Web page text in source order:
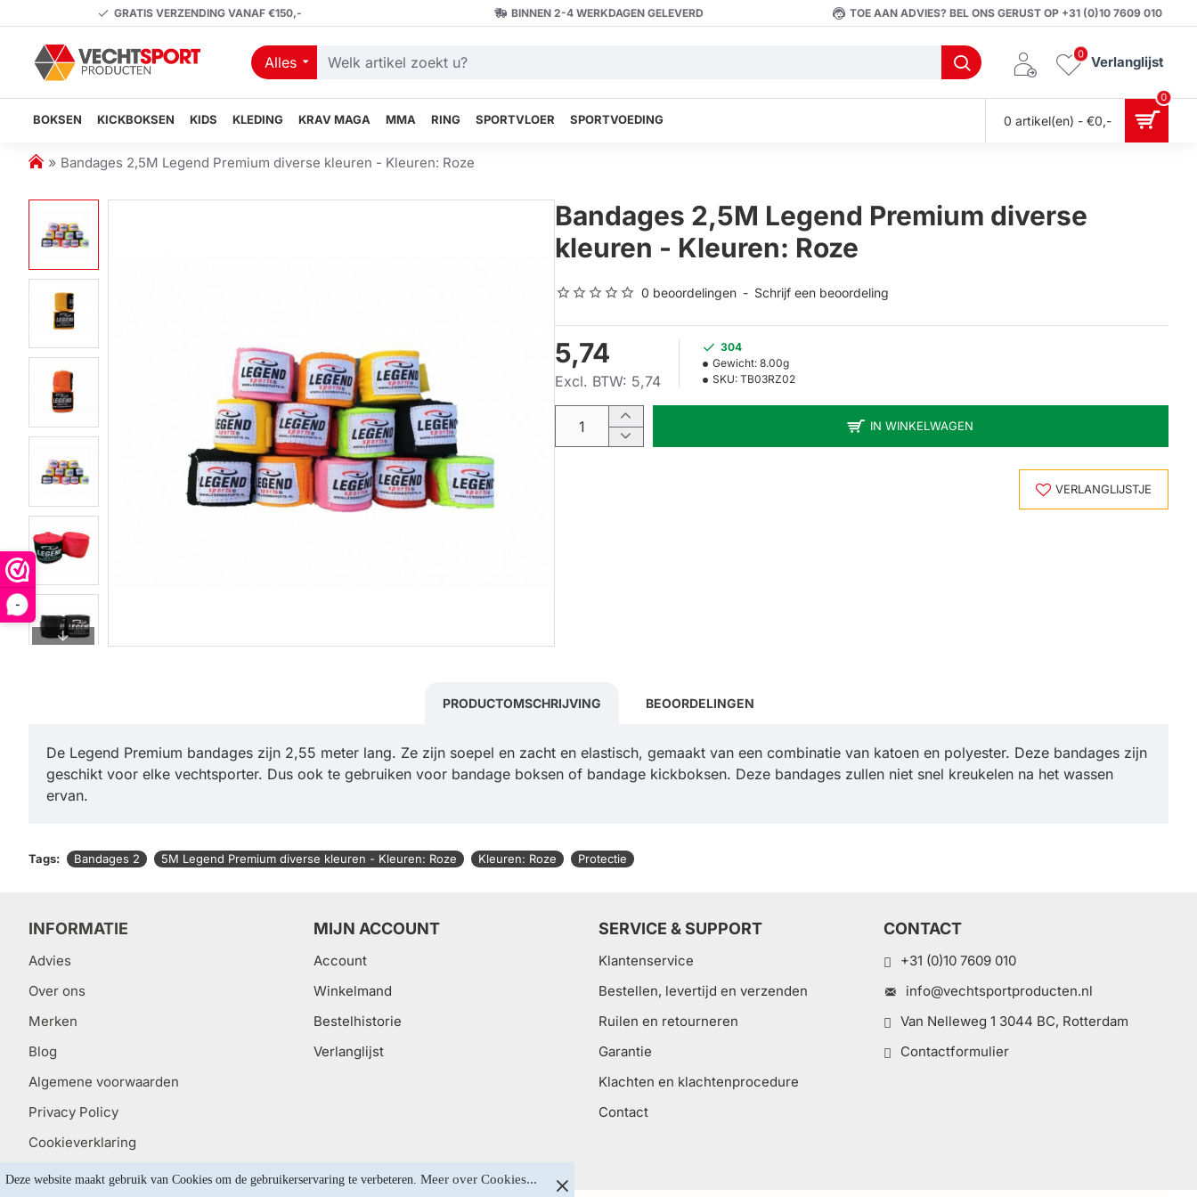
-
Deze website maakt gebruik van Cookies om de gebruikerservaring te verbeteren. Meer over Cookies...
GRATIS VERZENDING VANAF €150,- BINNEN 2-4 WERKDAGEN GELEVERD TOE AAN ADVIES? BEL ONS GERUST OP +31 (0)10 7609 010
Alles
Welk
zoekt
Verlanglijst
0
BOKSEN KICKBOKSEN KIDS KLEDING KRAV MAGA MMA RING SPORTVLOER SPORTVOEDING 0 artikel(en) - €0,-
0
h
m
e
Bandages 2,5M Legend Premium diverse kleuren - Kleuren: Roze
Bandages 2,5M Legend Premium diverse
kleuren - Kleuren: Roze
0 beoordelingen - Schrijf een beoordeling
5,74
Excl. BTW: 5,74
304
Gewicht: 8.00g
SKU: TB03RZ02
IN WINKELWAGEN
VERLANGLIJSTJE
PRODUCTOMSCHRIJVING BEOORDELINGEN
De Legend Premium bandages zijn 2,55 meter lang. Ze zijn soepel en zacht en elastisch, gemaakt van een combinatie van katoen en polyester. Deze bandages zijn
geschikt voor elke vechtsporter. Dus ook te gebruiken voor bandage boksen of bandage kickboksen. Deze bandages zullen niet snel kreukelen na het wassen
ervan.
Tags: Bandages 2 5M Legend Premium diverse kleuren - Kleuren: Roze Kleuren: Roze Protectie
INFORMATIE
Advies
Over ons
Merken
Blog
Algemene voorwaarden
Privacy Policy
Cookieverklaring
MIJN ACCOUNT
Account
Winkelmand
Bestelhistorie
Verlanglijst
SERVICE & SUPPORT
Klantenservice
Bestellen, levertijd en verzenden
Ruilen en retourneren
Garantie
Klachten en klachtenprocedure
Contact
CONTACT
+31 (0)10 7609 010
info@vechtsportproducten.nl
Van Nelleweg 1 3044 BC, Rotterdam
Contactformulier